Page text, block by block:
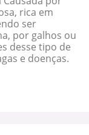
rica em
ser
por galhos ou
desse tipo de
e doenças.